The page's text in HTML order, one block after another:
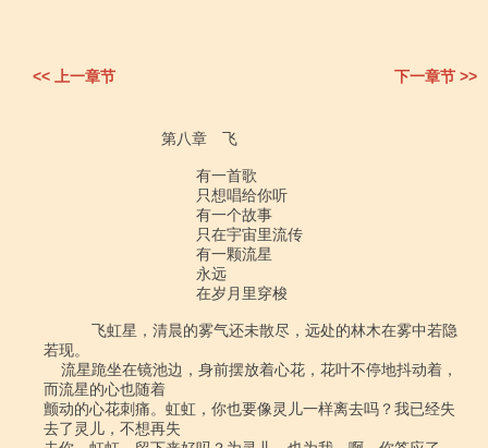
<< 上一章节 下一章节 >>
有一首歌
只想唱给你听
有一个故事
只在宇宙里流传
有一颗流星
永远
在岁月里穿梭
飞虹星，清晨的雾气还未散尽，远处的林木在雾中若隐
若现。
而流星的心也随着
颤动的心花刺痛。虹虹，你也要像灵儿一样离去吗？我已经失
去了灵儿，不想再失